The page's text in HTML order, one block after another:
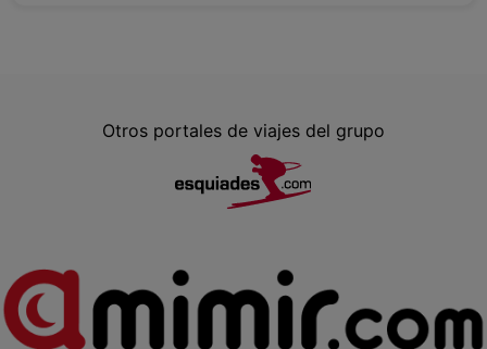
Otros portales de viajes del grupo